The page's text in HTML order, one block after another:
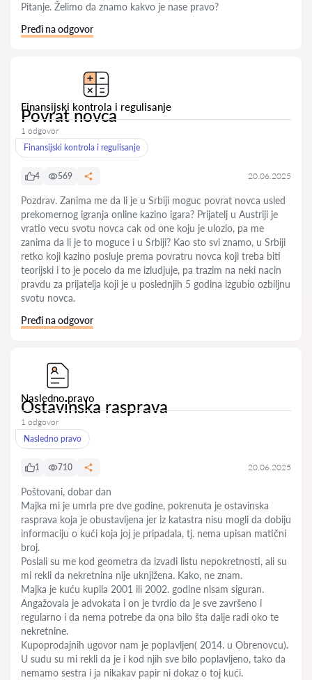
Pitanje. Želimo da znamo kakvo je nase pravo?
Pređi na odgovor
Finansijski kontrola i regulisanje
Povrat novca
1 odgovor
Finansijski kontrola i regulisanje
4 569 20.06.2025
Pozdrav. Zanima me da li je u Srbiji moguc povrat novca usled
prekomernog igranja online kazino igara? Prijatelj u Austriji je
vratio vecu svotu novca cak od one koju je ulozio, pa me
zanima da li je to moguce i u Srbiji? Kao sto svi znamo, u Srbiji
retko koji kazino posluje prema povratru novca koji treba biti
teorijski i to je pocelo da me izludjuje, pa trazim na neki nacin
pravdu za prijatelja koji je u poslednjih 5 godina izgubio ozbiljnu
svotu novca.
Pređi na odgovor
Nasledno pravo
Ostavinska rasprava
1 odgovor
Nasledno pravo
1 710 20.06.2025
Poštovani, dobar dan
Majka mi je umrla pre dve godine, pokrenuta je ostavinska
rasprava koja je obustavljena jer iz katastra nisu mogli da dobiju
informaciju o kući koja joj je pripadala, tj. nema upisan matični
broj.
Poslali su me kod geometra da izvadi listu nepokretnosti, ali su
mi rekli da nekretnina nije uknjižena. Kako, ne znam.
Majka je kuću kupila 2001 ili 2002. godine nisam siguran.
Angažovala je advokata i on je tvrdio da je sve završeno i
regularno i da nema potrebe da ona bilo šta dalje radi oko te
nekretnine.
Kupoprodajnih ugovor nam je poplavljen( 2014. u Obrenovcu).
U sudu su mi rekli da je i kod njih sve bilo poplavljeno, tako da
nemamo sestra i ja nikakav papir ni dokaz o toj kući.